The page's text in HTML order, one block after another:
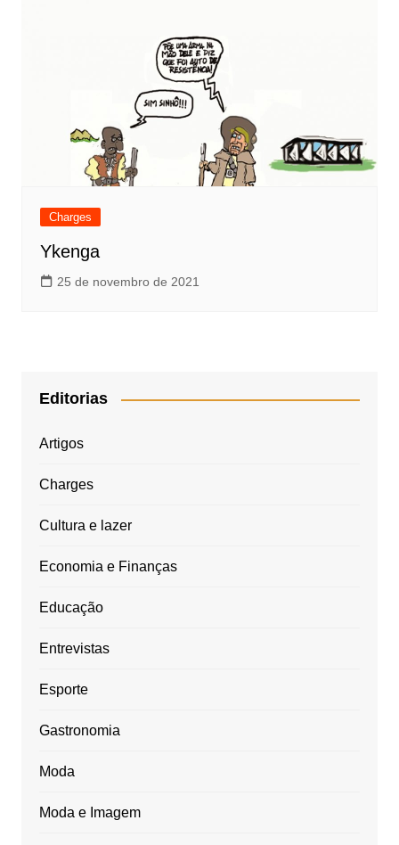
Charges
Ykenga
25 de novembro de 2021
Editorias
Artigos
Charges
Cultura e lazer
Economia e Finanças
Educação
Entrevistas
Esporte
Gastronomia
Moda
Moda e Imagem